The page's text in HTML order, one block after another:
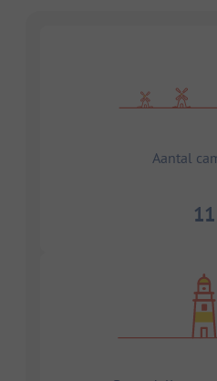
Aantal
11